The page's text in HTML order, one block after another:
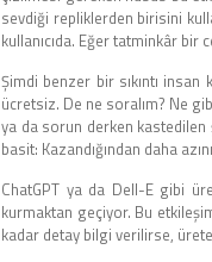
sevdiği repliklerden birisini
kullanıcıda. Eğer tatminkâr
Şimdi benzer bir sıkıntı insan
ücretsiz. De ne soralım? Ne
ya da sorun derken
basit: Kazandığından daha
ChatGPT ya da Dell-E gibi
kurmaktan geçiyor. Bu
kadar detay bilgi verilirse,